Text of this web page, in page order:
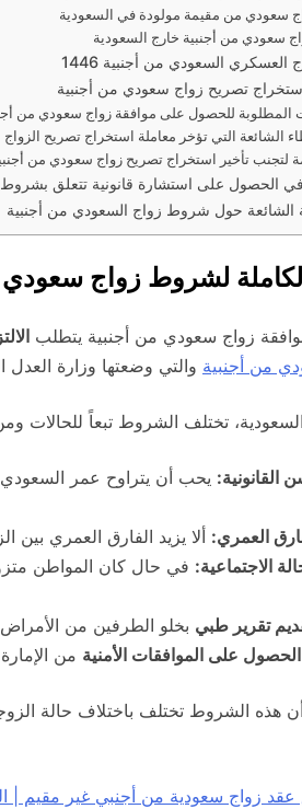
سعودي من مقيمة مولودة في السعودية
سعودي من أجنبية خارج السعودية
السعودي من أجنبية 1446
تصريح زواج سعودي من أجنبية
المطلوبة للحصول على موافقة زواج سعودي من
الشائعة التي تؤخر معاملة استخراج تصريح الزواج
لتجنب تأخير استخراج تصريح زواج سعودي من
في الحصول على استشارة قانونية تتعلق
الشائعة حول شروط زواج السعودي من أجنبية
لشروط زواج سعودي من
زواج سعودي من أجنبية يتطلب
من أجنبية والتي وضعتها وزارة
تختلف الشروط تبعاً للحالات
القانونية:
العمري: ألا يزيد الفارق العمري بين
الاجتماعية: في حال كان المواطن
تقرير طبي بخلو الطرفين من
الحصول على الموافقات الأمنية من
عقد زواج سعودية من أجنبي غير مقيم |